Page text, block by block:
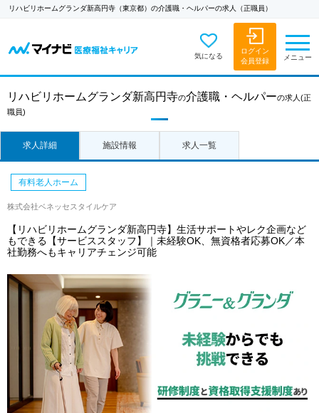
リハビリホームグランダ新高円寺（東京都）の介護職・ヘルパーの求人（正職員）
気になる
ログイン
会員登録
メニュー
リハビリホームグランダ新高円寺の介護職・ヘルパーの求人 (正
職員)
求人詳細 施設情報 求人一覧
有料老人ホーム
株式会社ベネッセスタイルケア
【リハビリホームグランダ新高円寺】生活サポートやレク企画など
もできる【サービススタッフ】｜未経験OK、無資格者応募OK／本
社勤務へもキャリアチェンジ可能